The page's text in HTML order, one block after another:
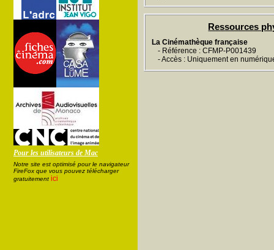
Pour les utilisateurs de Mac
Notre site est optimisé pour le navigateur
FireFox que vous pouvez télécharger
gratuitement ici
Ressources
La Cinémathèque française
- Référence : CFMP-P001439
- Accès : Uniquement en